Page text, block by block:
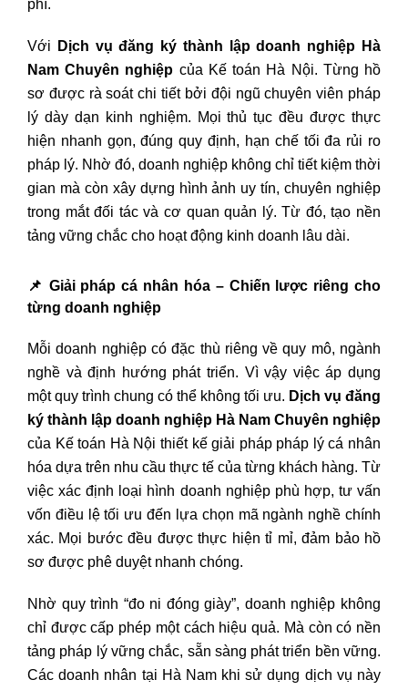
phí.
Với
Dịch vụ đăng ký thành lập doanh nghiệp Hà
Nam Chuyên nghiệp của Kế toán Hà Nội. Từng hồ
sơ được rà soát chi tiết bởi đội ngũ chuyên viên pháp
lý dày dạn kinh nghiệm. Mọi thủ tục đều được thực
hiện nhanh gọn, đúng quy định, hạn chế tối đa rủi ro
pháp lý. Nhờ đó, doanh nghiệp không chỉ tiết kiệm thời
gian mà còn xây dựng hình ảnh uy tín, chuyên nghiệp
trong mắt đối tác và cơ quan quản lý. Từ đó, tạo nền
tảng vững chắc cho hoạt động kinh doanh lâu dài.
📌 Giải pháp cá nhân hóa – Chiến lược riêng cho
từng doanh nghiệp
Mỗi doanh nghiệp có đặc thù riêng về quy mô, ngành
nghề và định hướng phát triển. Vì vậy việc áp dụng
một quy trình chung có thể không tối ưu. Dịch vụ đăng
ký thành lập doanh nghiệp Hà Nam Chuyên nghiệp
của Kế toán Hà Nội thiết kế giải pháp pháp lý cá nhân
hóa dựa trên nhu cầu thực tế của từng khách hàng. Từ
việc xác định loại hình doanh nghiệp phù hợp, tư vấn
vốn điều lệ tối ưu đến lựa chọn mã ngành nghề chính
xác. Mọi bước đều được thực hiện tỉ mỉ, đảm bảo hồ
sơ được phê duyệt nhanh chóng.
Nhờ quy trình “đo ni đóng giày”, doanh nghiệp không
chỉ được cấp phép một cách hiệu quả. Mà còn có nền
tảng pháp lý vững chắc, sẵn sàng phát triển bền vững.
Các doanh nhân tại Hà Nam khi sử dụng dịch vụ này